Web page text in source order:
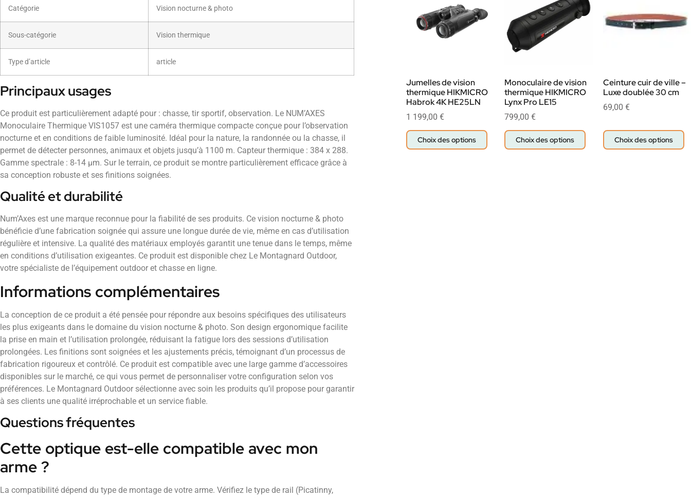
Catégorie Vision nocturne & photo
Sous-catégorie Vision thermique
Type d’article article
Principaux usages
Ce produit est particulièrement adapté pour : chasse, tir sportif, observation. Le NUM’AXES
Monoculaire Thermique VIS1057 est une caméra thermique compacte conçue pour l’observation
nocturne et en conditions de faible luminosité. Idéal pour la nature, la randonnée ou la chasse, il
permet de détecter personnes, animaux et objets jusqu’à 1100 m. Capteur thermique : 384 x 288.
Gamme spectrale : 8-14 µm. Sur le terrain, ce produit se montre particulièrement efficace grâce à
sa conception robuste et ses finitions soignées.
Qualité et durabilité
Num’Axes est une marque reconnue pour la fiabilité de ses produits. Ce vision nocturne & photo
bénéficie d’une fabrication soignée qui assure une longue durée de vie, même en cas d’utilisation
régulière et intensive. La qualité des matériaux employés garantit une tenue dans le temps, même
en conditions d’utilisation exigeantes. Ce produit est disponible chez Le Montagnard Outdoor,
votre spécialiste de l’équipement outdoor et chasse en ligne.
Informations complémentaires
La conception de ce produit a été pensée pour répondre aux besoins spécifiques des utilisateurs
les plus exigeants dans le domaine du vision nocturne & photo. Son design ergonomique facilite
la prise en main et l’utilisation prolongée, réduisant la fatigue lors des sessions d’utilisation
prolongées. Les finitions sont soignées et les ajustements précis, témoignant d’un processus de
fabrication rigoureux et contrôlé. Ce produit est compatible avec une large gamme d’accessoires
disponibles sur le marché, ce qui vous permet de personnaliser votre configuration selon vos
préférences. Le Montagnard Outdoor sélectionne avec soin les produits qu’il propose pour garantir
à ses clients une qualité irréprochable et un service fiable.
Questions fréquentes
Cette optique est-elle compatible avec mon
arme ?
La compatibilité dépend du type de montage de votre arme. Vérifiez le type de rail (Picatinny,
Jumelles de vision
thermique HIKMICRO
Habrok 4K HE25LN
1 199,00 €
Choix des options
Monoculaire de vision
thermique HIKMICRO
Lynx Pro LE15
799,00€
Choix des options
Ceinture cuir de ville –
Luxe doublée 30 cm
69,00 €
Choix des options